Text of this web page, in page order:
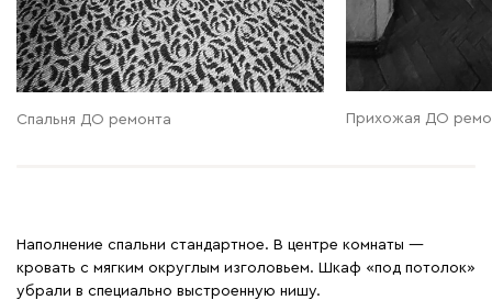
Спальня ДО ремонта Прихожая ДО
Наполнение спальни стандартное. В центре комнаты —
кровать с мягким округлым изголовьем. Шкаф «под потолок»
убрали в специально выстроенную нишу.